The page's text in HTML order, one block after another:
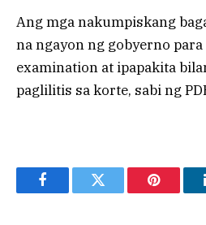
Ang mga nakumpiskang
na ngayon ng gobyerno
examination at ipapakita
paglilitis sa korte, sabi ng
FacebookTwitter Pinterest